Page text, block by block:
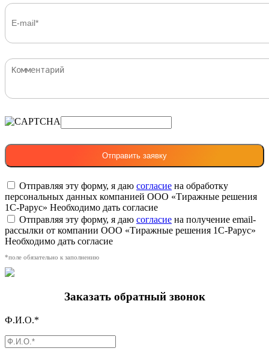
Отправляя эту форму, я даю согласие на обработку
персональных данных компанией ООО «Тиражные решения
1С-Рарус» Необходимо дать согласие
Отправляя эту форму, я даю согласие на получение email-
рассылки от компании ООО «Тиражные решения 1С-Рарус»
Необходимо дать согласие
*поле обязательно к заполнению
Заказать обратный звонок
Ф.И.О.*